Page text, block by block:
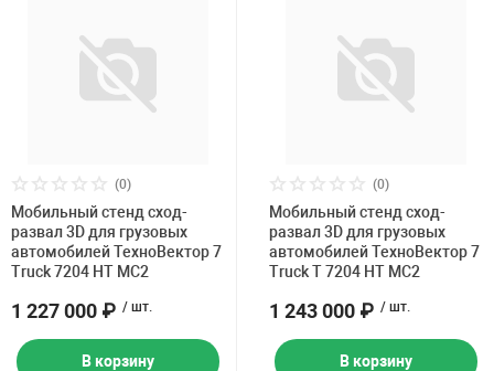
(0)
Мобильный стенд сход-
развал 3D для грузовых
автомобилей ТехноВектор 7
Truck 7204 HT MC2
1 227 000 ₽ / шт.
В корзину
(0)
Мобильный стенд сход-
развал 3D для грузовых
автомобилей ТехноВектор 7
Truck T 7204 HT MC2
1 243 000 ₽ / шт.
В корзину